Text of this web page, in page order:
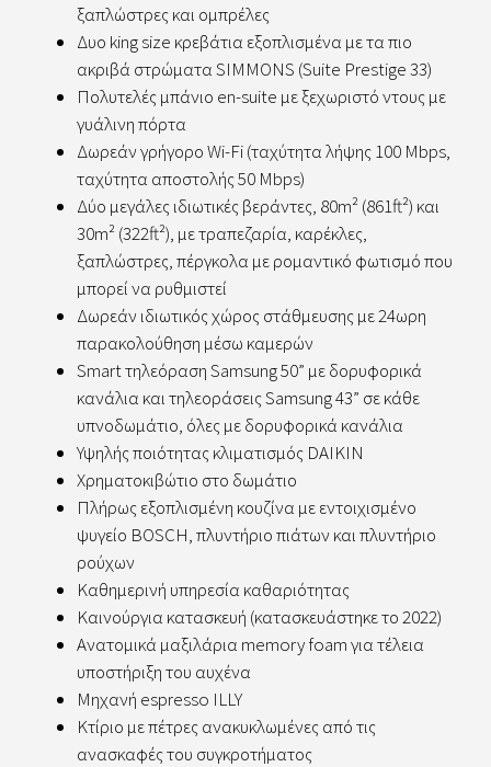
ξαπλώστρες και ομπρέλες
Δυο king size κρεβάτια εξοπλισμένα με τα πιο
ακριβά στρώματα SIMMONS (Suite Prestige 33)
Πολυτελές μπάνιο en-suite με ξεχωριστό ντους με
γυάλινη πόρτα
Δωρεάν γρήγορο Wi-Fi (ταχύτητα λήψης 100 Mbps,
ταχύτητα αποστολής 50 Mbps)
Δύο μεγάλες ιδιωτικές βεράντες, 80m² (861ft²) και
30m² (322ft²), με τραπεζαρία, καρέκλες,
ξαπλώστρες, πέργκολα με ρομαντικό φωτισμό που
μπορεί να ρυθμιστεί
Δωρεάν ιδιωτικός χώρος στάθμευσης με 24ωρη
παρακολούθηση μέσω καμερών
Smart τηλεόραση Samsung 50” με δορυφορικά
κανάλια και τηλεοράσεις Samsung 43” σε κάθε
υπνοδωμάτιο, όλες με δορυφορικά κανάλια
Υψηλής ποιότητας κλιματισμός DAIKIN
Χρηματοκιβώτιο στο δωμάτιο
Πλήρως εξοπλισμένη κουζίνα με εντοιχισμένο
ψυγείο BOSCH, πλυντήριο πιάτων και πλυντήριο
ρούχων
Καθημερινή υπηρεσία καθαριότητας
Καινούργια κατασκευή (κατασκευάστηκε το 2022)
Ανατομικά μαξιλάρια memory foam για τέλεια
υποστήριξη του αυχένα
Μηχανή espresso ILLY
Κτίριο με πέτρες ανακυκλωμένες από τις
ανασκαφές του συγκροτήματος